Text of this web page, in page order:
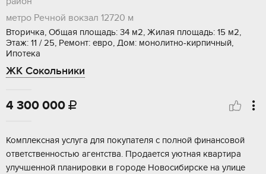
метро Речной вокзал 12720 м
Вторичка, Общая площадь: 34 м2, Жилая площадь: 15 м2,
Этаж: 11 / 25, Ремонт: евро, Дом: монолитно-кирпичный,
Ипотека
ЖК Сокольники
4 300 000 
Комплексная услуга для покупателя с полной финансовой
ответственностью агентства. Продается уютная квартира
улучшенной планировки в городе Новосибирске на улице